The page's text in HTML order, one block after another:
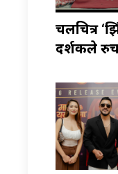
चलचित्र
दर्शकले